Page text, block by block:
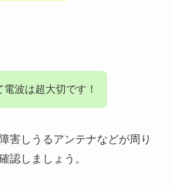
電波は超大切です！
害しうるアンテナなどが周り
認しましょう。